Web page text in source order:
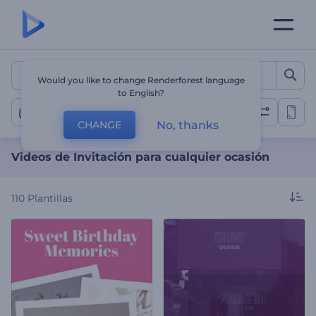
Videos de Invitación para
Videos de invitación
Videos de Invitación para cualquier ocasión
110 Plantillas
Would you like to change Renderforest language
to English?
CHANGE No, thanks